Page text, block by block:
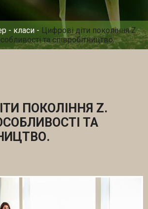
- класи- Цифрові діти покоління Z.
та співробітництво.
ПОКОЛІННЯ Z.
ТА